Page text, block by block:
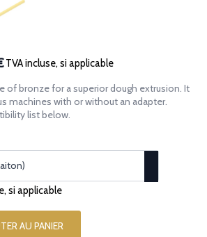
TVA incluse, si applicable
of bronze for a superior dough extrusion. It
machines with or without an adapter.
list below.
si applicable
AU PANIER